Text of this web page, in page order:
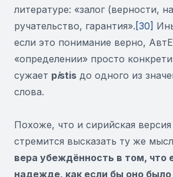
литературе: «залог (верности,
ручательство, гарантия». [30]
если это понимание верно,
«определении» просто
сужает pistis до одного из
слова.
Похоже, что и сирийская
стремится высказать ту же
вера убеждённость в том, что
надежде, как если бы оно было